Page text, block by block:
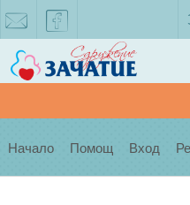
facebook
Начало Помощ Вход